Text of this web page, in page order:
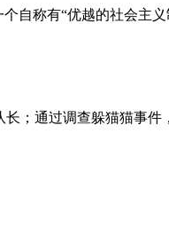
称有“优越的社会主
；通过调查躲猫猫事